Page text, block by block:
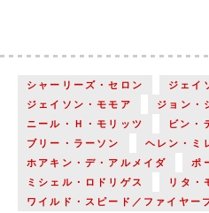
シャーリーズ・セロン
ジェイ
ジェイソン・モモア
ジョン・
ニール・Ｈ・モリッツ
ビン・
ブリー・ラーソン
ヘレン・ミ
ホアキン・デ・アルメイダ
ポ
ミシェル・ロドリゲス
リタ・
ワイルド・スピード／ファイヤー